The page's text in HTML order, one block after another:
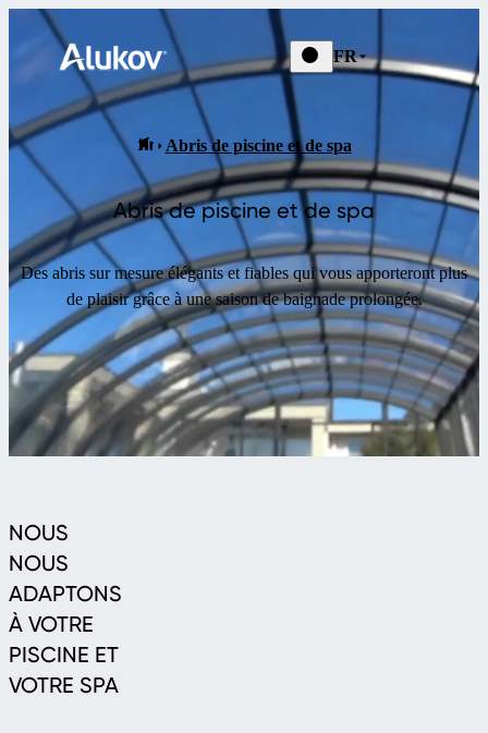
FR
Abris de piscine et de spa
Abris de piscine et de spa
Des abris sur mesure élégants et fiables qui vous apporteront plus
de plaisir grâce à une saison de baignade prolongée.
NOUS
NOUS
ADAPTONS
À VOTRE
PISCINE ET
VOTRE SPA